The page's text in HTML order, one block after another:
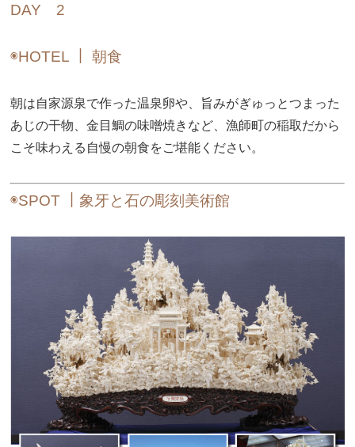
DAY 2
◉HOTEL ｜ 朝食
朝は自家源泉で作った温泉卵や、旨みがぎゅっとつまった
あじの干物、金目鯛の味噌焼きなど、漁師町の稲取だから
こそ味わえる自慢の朝食をご堪能ください。
◉SPOT ｜象牙と石の彫刻美術館